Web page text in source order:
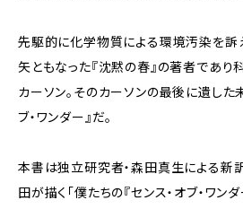
先駆的に化学物質による環境汚染を訴
矢ともなった『沈黙の春』の著者であり
カーソン。そのカーソンの最後に遺した
ブ・ワンダー』だ。
本書は独立研究者・森田真生による新訳
田が描く「僕たちの『センス・オブ・ワン